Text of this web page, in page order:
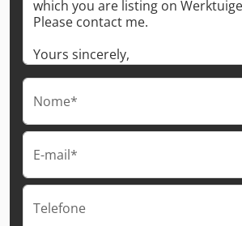
Nome*
E-mail*
Telefone